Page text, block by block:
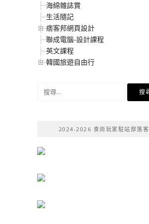
海綿雜誌賞
生活隨記
痞客邦網頁設計
聯成電腦-設計課程
英文課程
韓國旅遊自由行
2024-2026 食尚玩家駐站部落客